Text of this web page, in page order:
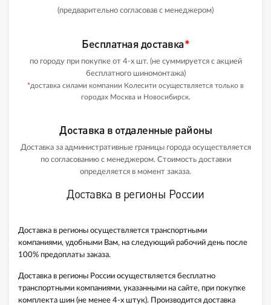
(предварительно согласовав с менеджером)
Бесплатная доставка*
по городу при покупке от 4-х шт. (не суммируется с акцией
бесплатного шиномонтажа)
*доставка силами компании Колесити осуществляется только в
городах Москва и Новосибирск.
Доставка в отдаленные районы
Доставка за административные границы города осуществляется
по согласованию с менеджером. Стоимость доставки
определяется в момент заказа.
Доставка в регионы России
Доставка в регионы осуществляется транспортными
компаниями, удобными Вам, на следующий рабочий день после
100% предоплаты заказа.
Доставка в регионы России осуществляется бесплатно
транспортными компаниями, указанными на сайте, при покупке
комплекта шин (не менее 4-х штук). Производится доставка